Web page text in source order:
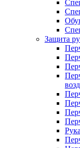
Защита